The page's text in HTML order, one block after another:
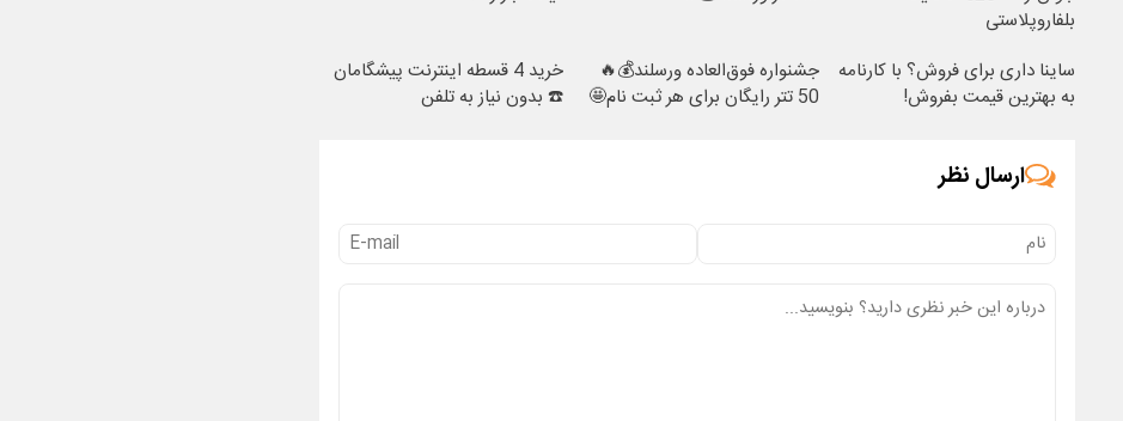
بلفاروپلاستی
ساینا داری برای فروش؟ با کارنامه
به بهترین قیمت بفروش!
جشنواره فوق‌العاده ورسلند💰🔥
50 تتر رایگان برای هر ثبت نام🤩
خرید 4 قسطه اینترنت پیشگامان
☎️ بدون نیاز به تلفن
ارسال نظر